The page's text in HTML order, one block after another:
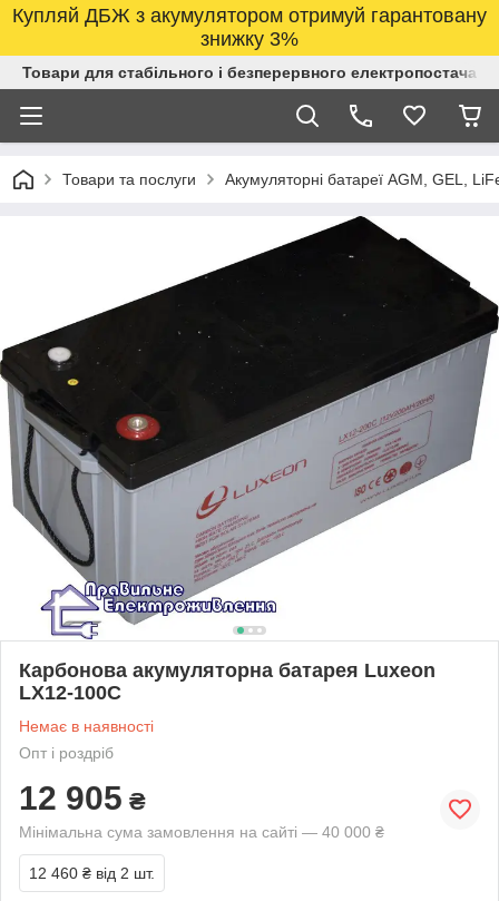
Купляй ДБЖ з акумулятором отримуй гарантовану
знижку 3%
Товари для стабільного і безперервного
Товари та послуги Акумуляторні батареї AGM, GEL,
Карбонова акумуляторна батарея Luxeon
LX12-100C
Немає в наявності
Опт і роздріб
12 905 ₴
Мінімальна сума замовлення на сайті — 40 000 ₴
12 460 ₴ від 2 шт.